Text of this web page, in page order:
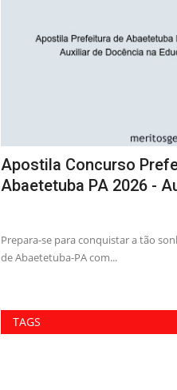
Curso Transpetro -
Transforme sua carreira e se torne
contabilidade com o renomado...
TAGS